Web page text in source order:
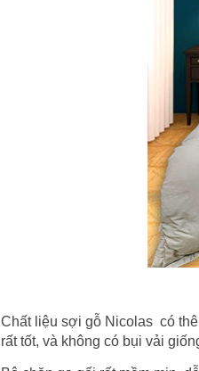
Chất liệu sợi gỗ Nicolas có
rất tốt, và không có bụi vải